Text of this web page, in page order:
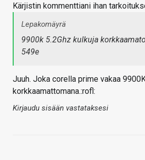
Kärjistin kommenttiani ihan
Lepakomäyrä
9900k 5.2Ghz kulkuja
549e
Juuh. Joka corella prime vakaa
korkkaamattomana.:rofl:
Kirjaudu sisään vastataksesi